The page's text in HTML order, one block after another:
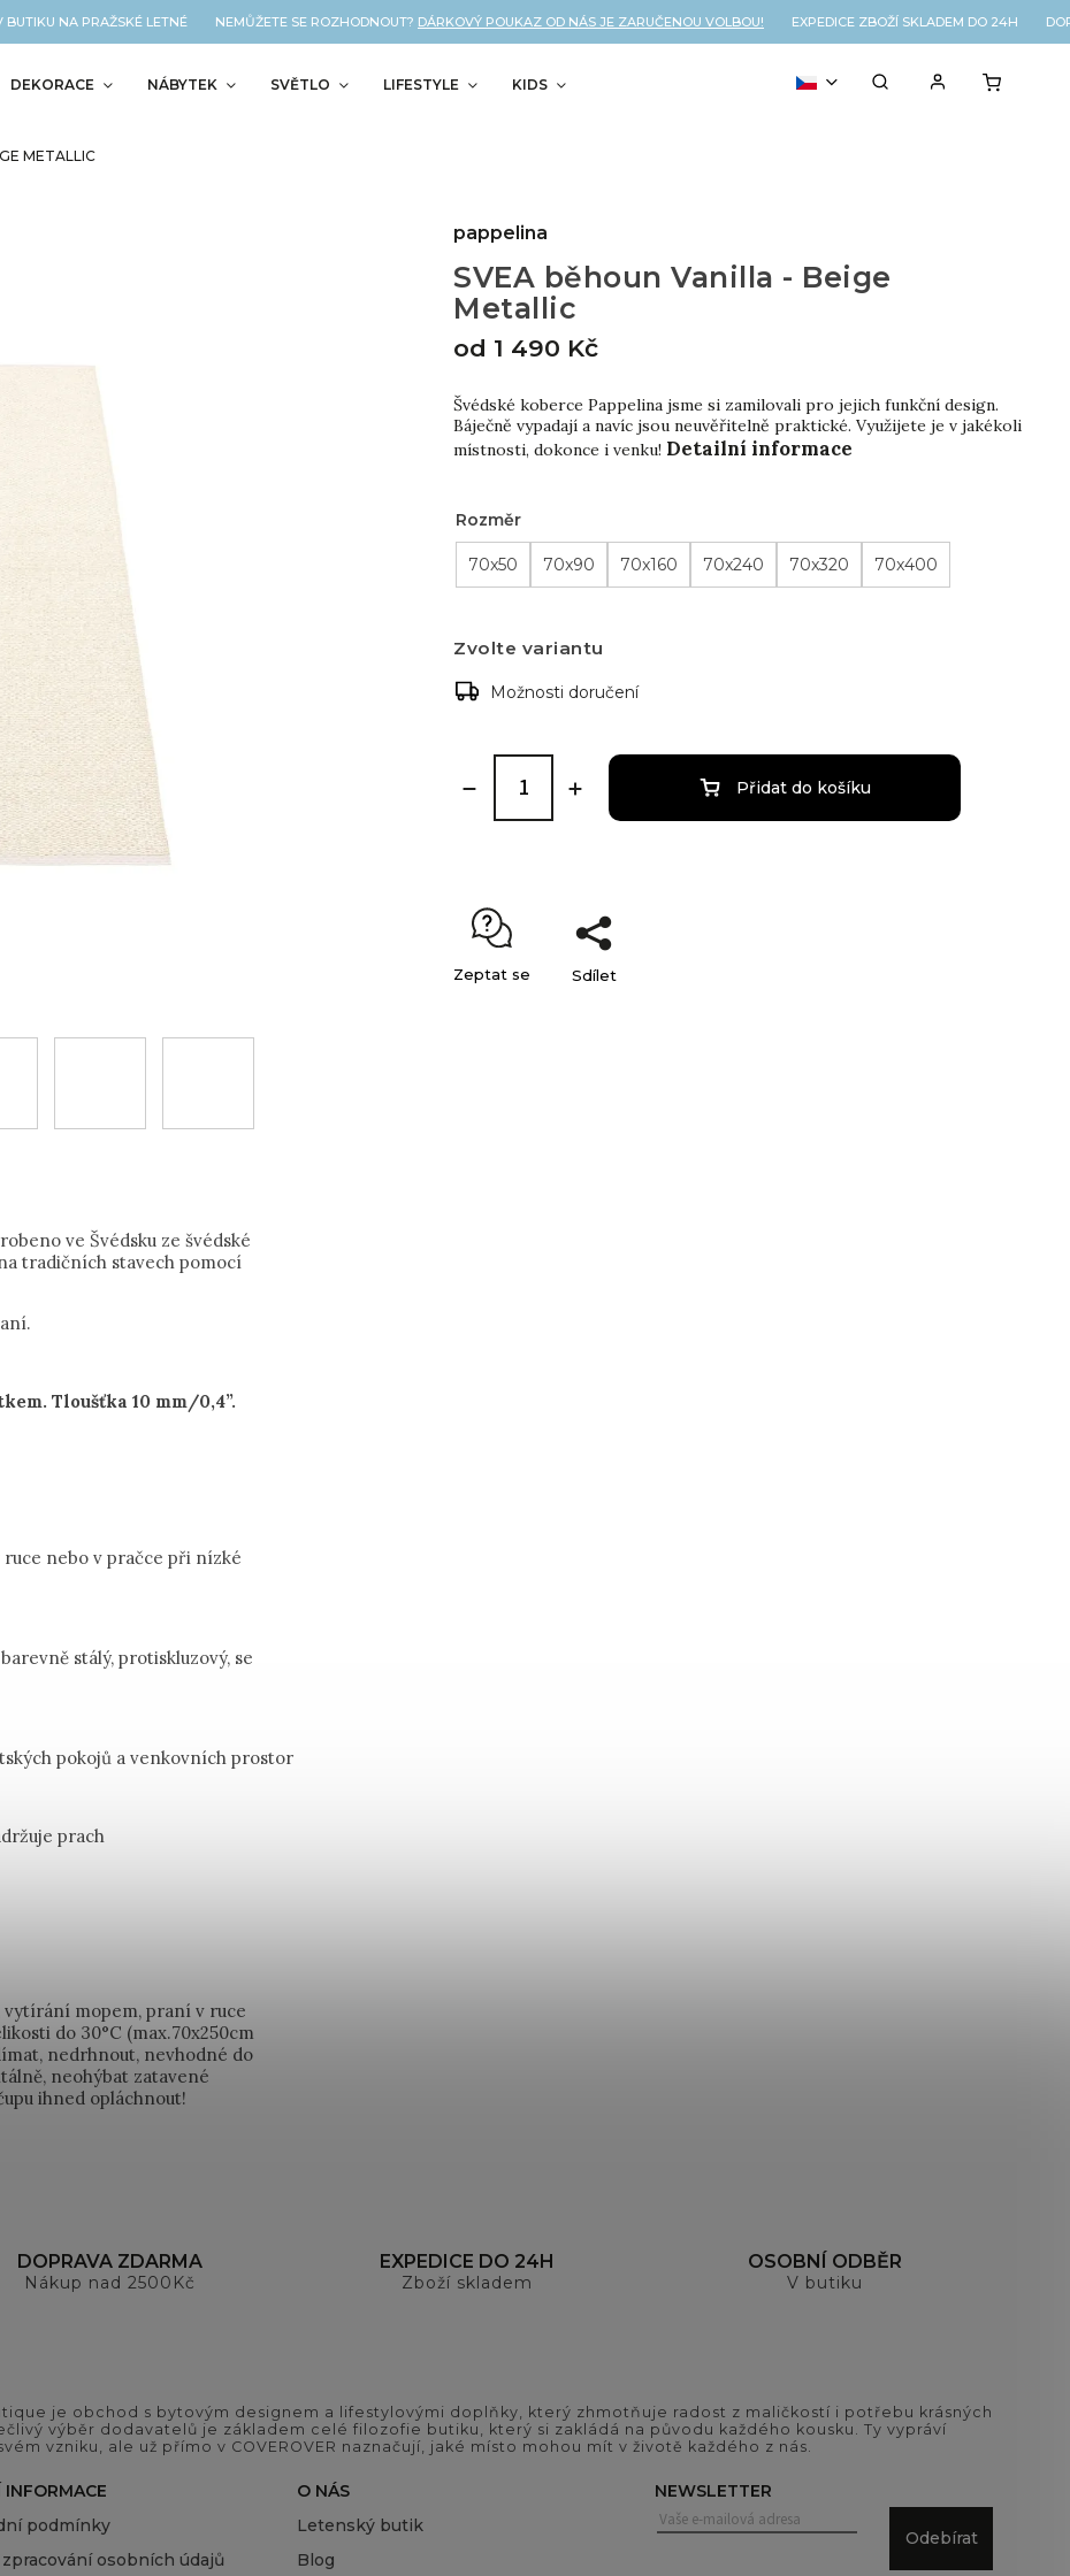
NA PRAŽSKÉ LETNÉ NEMŮŽETE SE ROZHODNOUT?DÁRKOVÝ POUKAZ OD NÁS JE ZARUČENOU VOLBOU! EXPEDICE ZBOŽÍ SKLADEM DO 24H
DEKORACE NÁBYTEK SVĚTLO LIFESTYLE KIDS
METALLIC
SVEA běhoun Vanilla - Beige
Metallic
od 1 490 Kč
Švédské koberce Pappelina jsme si zamilovali pro jejich funkční design.
Báječně vypadají a navíc jsou neuvěřitelně praktické. Využijete je v jakékoli
místnosti, dokonce i venku! Detailní informace
pappelina
Rozměr
70x50 70x90 70x160 70x240 70x320 70x400
Zvolte variantu
Možnosti doručení
Přidat do košíku
Zeptat se Sdílet
ve Švédsku ze švédské
tradičních stavech pomocí
Tloušťka 10 mm/0,4”.
nebo v pračce při nízké
stálý, protiskluzový, se
pokojů a venkovních prostor
prach
vytírání mopem, praní v ruce
do 30°C (max.70x250cm
nedrhnout, nevhodné do
neohýbat zatavené
ihned opláchnout!
DOPRAVA ZDARMA
Nákup nad 2500Kč
EXPEDICE DO 24H
Zboží skladem
OSOBNÍ ODBĚR
V butiku
je obchod s bytovým designem a lifestylovými doplňky, který zhmotňuje radost z maličkostí i potřebu krásných
výběr dodavatelů je základem celé filozofie butiku, který si zakládá na původu každého kousku. Ty vypráví
vzniku, ale už přímo v COVEROVER naznačují, jaké místo mohou mít v životě každého z nás.
INFORMACE
podmínky
zpracování osobních údajů
O NÁS
Letenský butik
Blog
NEWSLETTER
Odebírat